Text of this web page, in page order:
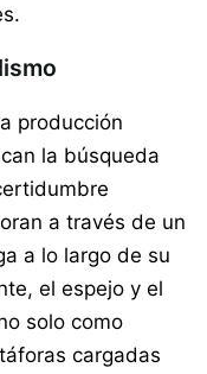
producción
la búsqueda
a través de un
a lo largo de su
el espejo y el
solo como
cargadas